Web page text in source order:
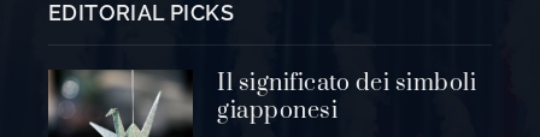
EDITORIAL PICKS
Il significato dei simboli
giapponesi